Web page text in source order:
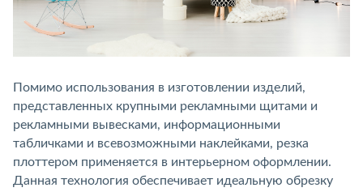
Помимо использования в изготовлении изделий,
представленных крупными рекламными щитами и
рекламными вывесками, информационными
табличками и всевозможными наклейками, резка
плоттером применяется в интерьерном оформлении.
Данная технология обеспечивает идеальную обрезку